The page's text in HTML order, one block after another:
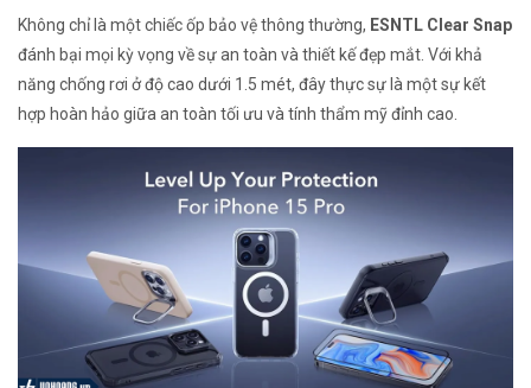
Không chỉ là một chiếc ốp bảo vệ thông thường, ESNTL Clear Snap
đánh bại mọi kỳ vọng về sự an toàn và thiết kế đẹp mắt. Với khả
năng chống rơi ở độ cao dưới 1.5 mét, đây thực sự là một sự kết
hợp hoàn hảo giữa an toàn tối ưu và tính thẩm mỹ đỉnh cao.